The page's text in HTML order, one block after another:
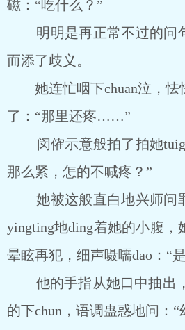
磁：“吃什么？”
明明是再正常不过的问
而添了歧义。
她连忙咽下chuan泣，怯
了：“那里还疼……”
闵傕示意般拍了拍她
那么紧，怎的不喊疼？”
她被这般直白地兴师问
yingting地ding着她的小腹，
晕眩再犯，细声嗫嚅dao：
他的手指从她口中抽出，
的下chun，语调蛊惑地问：